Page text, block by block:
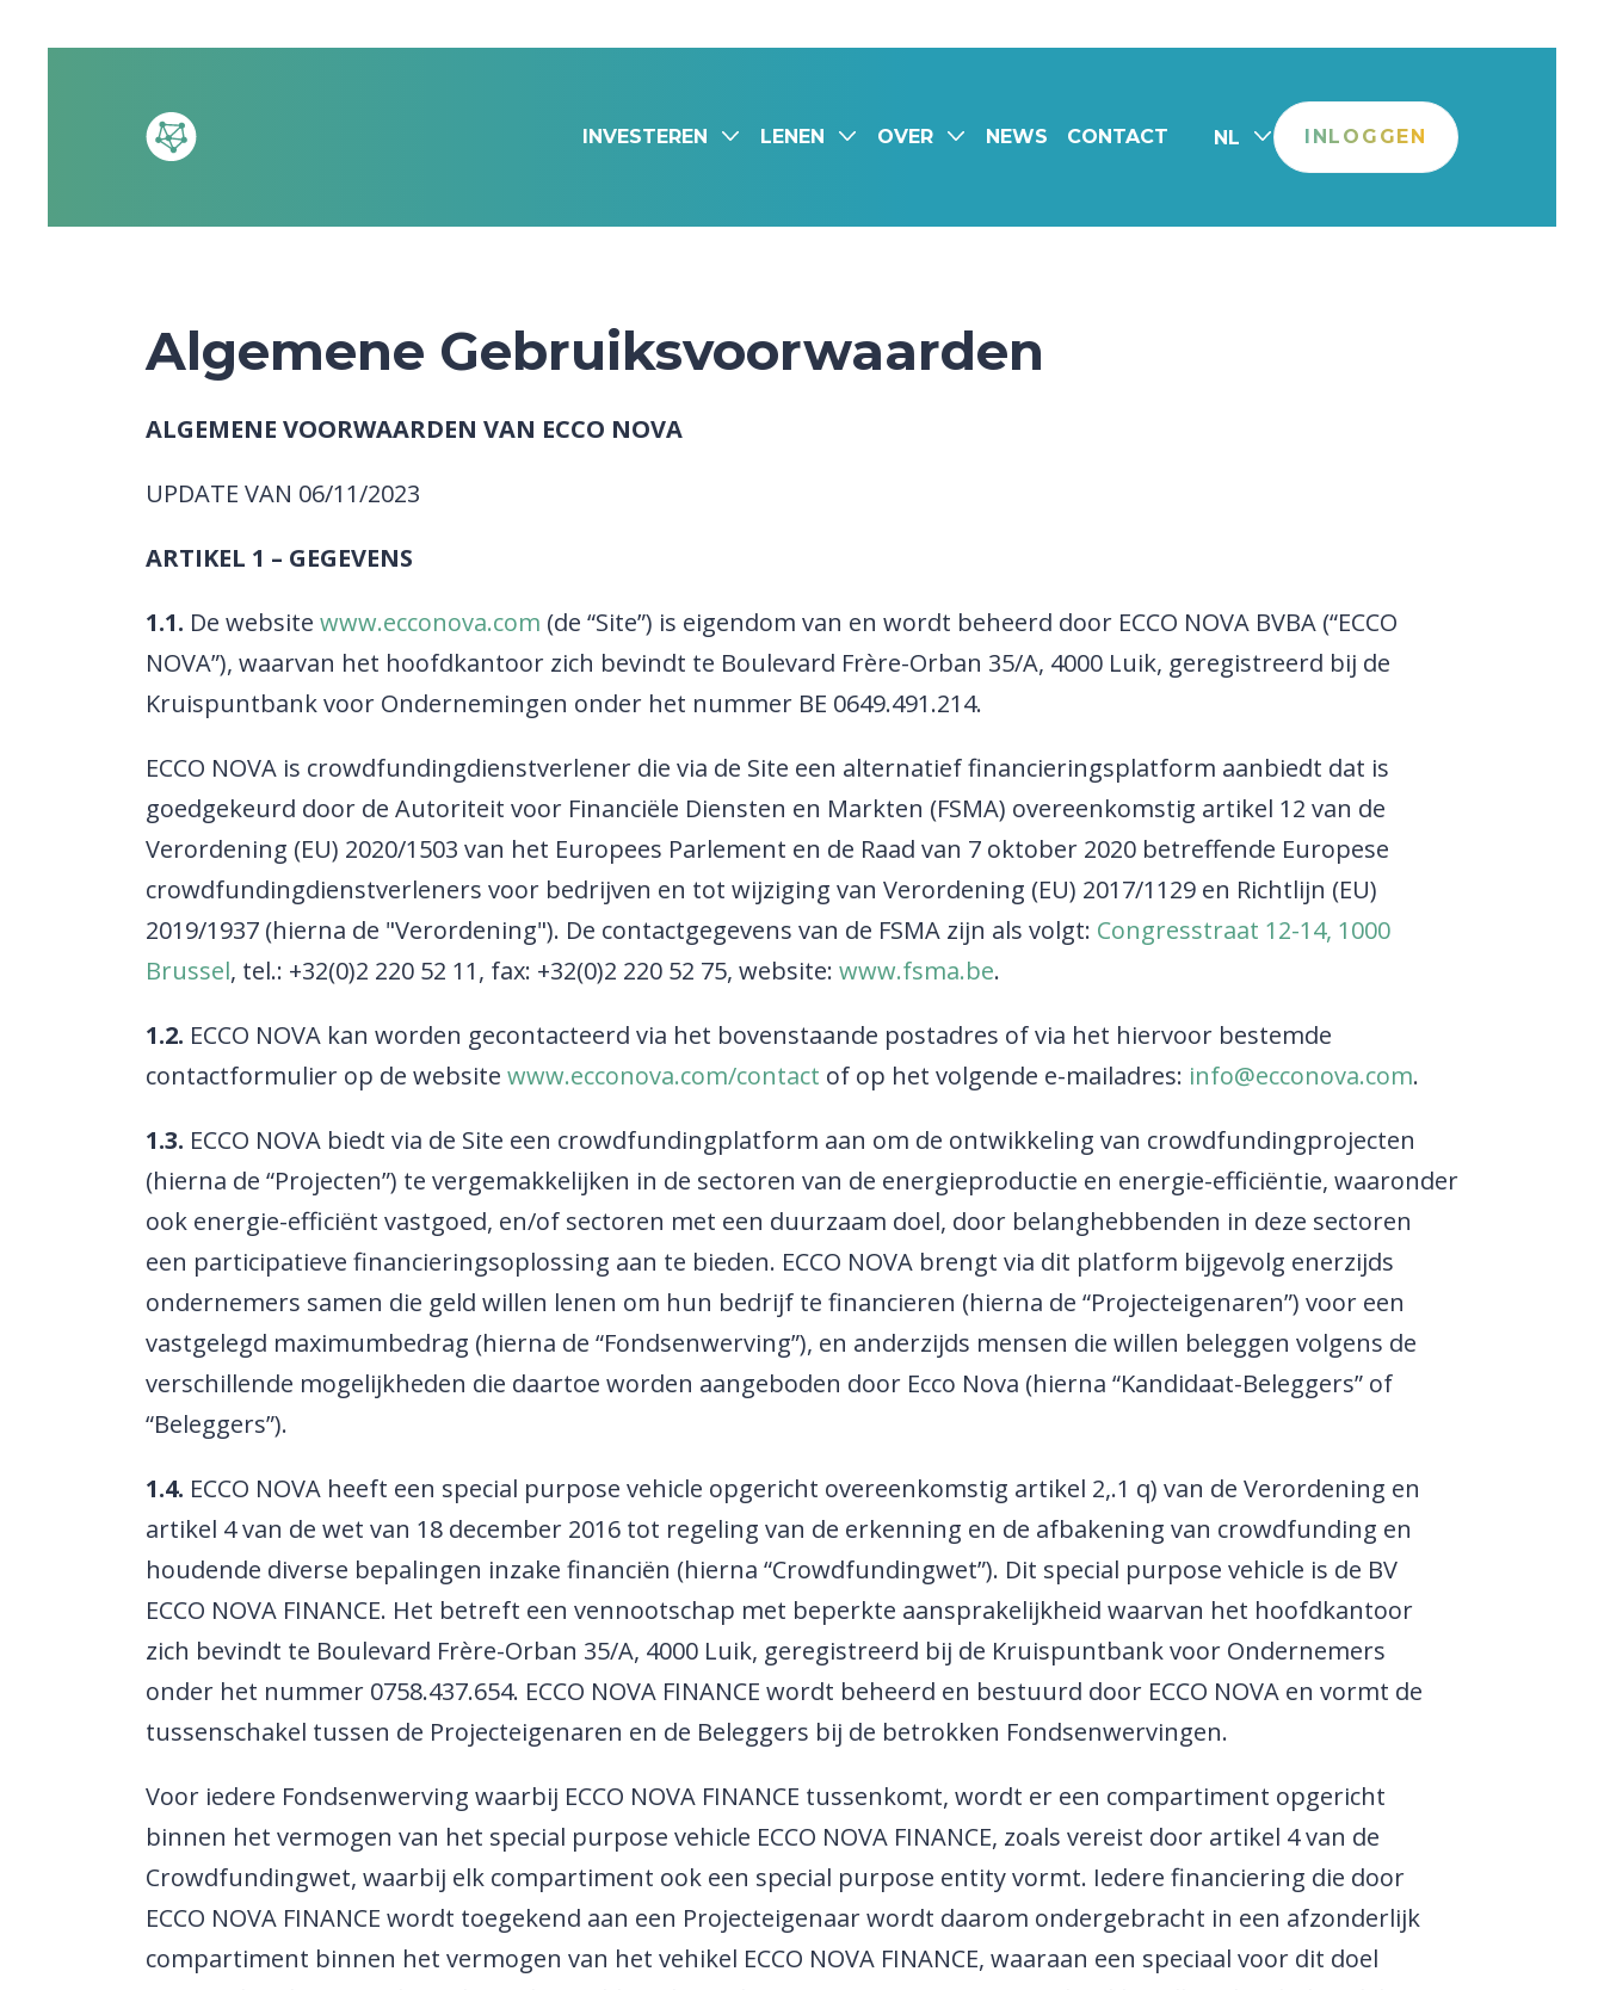
INVESTEREN LENEN OVER NEWS CONTACT NL INLOGGEN
Algemene Gebruiksvoorwaarden
ALGEMENE VOORWAARDEN VAN ECCO NOVA
UPDATE VAN 06/11/2023
ARTIKEL 1 – GEGEVENS
1.1. De website www.ecconova.com (de “Site”) is eigendom van en wordt beheerd door ECCO NOVA BVBA (“ECCO
NOVA”), waarvan het hoofdkantoor zich bevindt te Boulevard Frère-Orban 35/A, 4000 Luik, geregistreerd bij de
Kruispuntbank voor Ondernemingen onder het nummer BE 0649.491.214.
ECCO NOVA is crowdfundingdienstverlener die via de Site een alternatief financieringsplatform aanbiedt dat is
goedgekeurd door de Autoriteit voor Financiële Diensten en Markten (FSMA) overeenkomstig artikel 12 van de
Verordening (EU) 2020/1503 van het Europees Parlement en de Raad van 7 oktober 2020 betreffende Europese
crowdfundingdienstverleners voor bedrijven en tot wijziging van Verordening (EU) 2017/1129 en Richtlijn (EU)
2019/1937 (hierna de "Verordening"). De contactgegevens van de FSMA zijn als volgt: Congresstraat 12-14, 1000
Brussel, tel.: +32(0)2 220 52 11, fax: +32(0)2 220 52 75, website: www.fsma.be.
1.2. ECCO NOVA kan worden gecontacteerd via het bovenstaande postadres of via het hiervoor bestemde
contactformulier op de website www.ecconova.com/contact of op het volgende e-mailadres: info@ecconova.com.
1.3. ECCO NOVA biedt via de Site een crowdfundingplatform aan om de ontwikkeling van crowdfundingprojecten
(hierna de “Projecten”) te vergemakkelijken in de sectoren van de energieproductie en energie-efficiëntie, waaronder
ook energie-efficiënt vastgoed, en/of sectoren met een duurzaam doel, door belanghebbenden in deze sectoren
een participatieve financieringsoplossing aan te bieden. ECCO NOVA brengt via dit platform bijgevolg enerzijds
ondernemers samen die geld willen lenen om hun bedrijf te financieren (hierna de “Projecteigenaren”) voor een
vastgelegd maximumbedrag (hierna de “Fondsenwerving”), en anderzijds mensen die willen beleggen volgens de
verschillende mogelijkheden die daartoe worden aangeboden door Ecco Nova (hierna “Kandidaat-Beleggers” of
“Beleggers”).
1.4. ECCO NOVA heeft een special purpose vehicle opgericht overeenkomstig artikel 2,.1 q) van de Verordening en
artikel 4 van de wet van 18 december 2016 tot regeling van de erkenning en de afbakening van crowdfunding en
houdende diverse bepalingen inzake financiën (hierna “Crowdfundingwet”). Dit special purpose vehicle is de BV
ECCO NOVA FINANCE. Het betreft een vennootschap met beperkte aansprakelijkheid waarvan het hoofdkantoor
zich bevindt te Boulevard Frère-Orban 35/A, 4000 Luik, geregistreerd bij de Kruispuntbank voor Ondernemers
onder het nummer 0758.437.654. ECCO NOVA FINANCE wordt beheerd en bestuurd door ECCO NOVA en vormt de
tussenschakel tussen de Projecteigenaren en de Beleggers bij de betrokken Fondsenwervingen.
Voor iedere Fondsenwerving waarbij ECCO NOVA FINANCE tussenkomt, wordt er een compartiment opgericht
binnen het vermogen van het special purpose vehicle ECCO NOVA FINANCE, zoals vereist door artikel 4 van de
Crowdfundingwet, waarbij elk compartiment ook een special purpose entity vormt. Iedere financiering die door
ECCO NOVA FINANCE wordt toegekend aan een Projecteigenaar wordt daarom ondergebracht in een afzonderlijk
compartiment binnen het vermogen van het vehikel ECCO NOVA FINANCE, waaraan een speciaal voor dit doel